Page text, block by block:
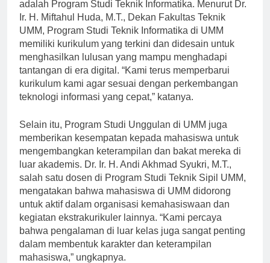
adalah Program Studi Teknik Informatika. Menurut Dr.
Ir. H. Miftahul Huda, M.T., Dekan Fakultas Teknik
UMM, Program Studi Teknik Informatika di UMM
memiliki kurikulum yang terkini dan didesain untuk
menghasilkan lulusan yang mampu menghadapi
tantangan di era digital. “Kami terus memperbarui
kurikulum kami agar sesuai dengan perkembangan
teknologi informasi yang cepat,” katanya.
Selain itu, Program Studi Unggulan di UMM juga
memberikan kesempatan kepada mahasiswa untuk
mengembangkan keterampilan dan bakat mereka di
luar akademis. Dr. Ir. H. Andi Akhmad Syukri, M.T.,
salah satu dosen di Program Studi Teknik Sipil UMM,
mengatakan bahwa mahasiswa di UMM didorong
untuk aktif dalam organisasi kemahasiswaan dan
kegiatan ekstrakurikuler lainnya. “Kami percaya
bahwa pengalaman di luar kelas juga sangat penting
dalam membentuk karakter dan keterampilan
mahasiswa,” ungkapnya.